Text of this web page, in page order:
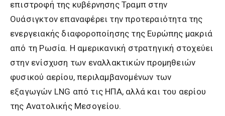
επιστροφή της κυβέρνησης Τραμπ στην
Ουάσιγκτον επαναφέρει την προτεραιότητα της
ενεργειακής διαφοροποίησης της Ευρώπης μακριά
από τη Ρωσία. Η αμερικανική στρατηγική στοχεύει
στην ενίσχυση των εναλλακτικών προμηθειών
φυσικού αερίου, περιλαμβανομένων των
εξαγωγών LNG από τις ΗΠΑ, αλλά και του αερίου
της Ανατολικής Μεσογείου.